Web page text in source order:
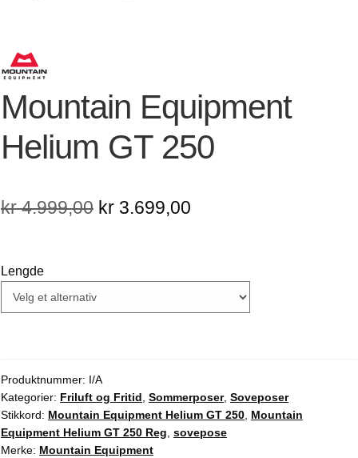
Mountain Equipment
Helium GT 250
kr4.999,00 Opprinnelig
kr 3.699,00
kr 3.699,00.
Lengde
Produktnummer: I/A
Kategorier: Friluft og Fritid, Sommerposer, Soveposer
Stikkord: Mountain Equipment Helium GT 250, Mountain
Equipment Helium GT 250 Reg, sovepose
Merke: Mountain Equipment